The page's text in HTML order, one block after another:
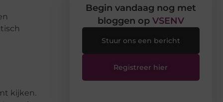
kijken.
Begin vandaag nog met
bloggen op VSENV
Stuur ons een bericht
Registreer hier